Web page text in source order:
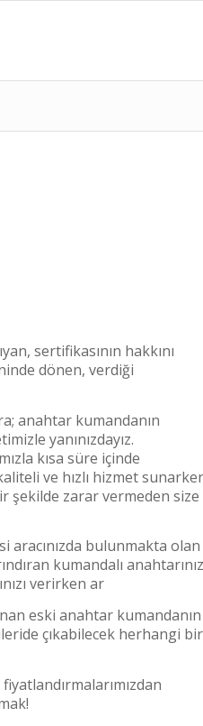
sertifikasının hakkını
dönen, verdiği
anahtar kumandanın
yanınızdayız.
kısa süre içinde
ve hızlı hizmet
şekilde zarar vermeden size
bulunmakta olan
kumandalı
verirken ar
eski anahtar kumandanın
çıkabilecek herhangi bir